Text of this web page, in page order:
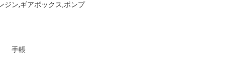
ジン,ギアボックス,ポンプ
手帳